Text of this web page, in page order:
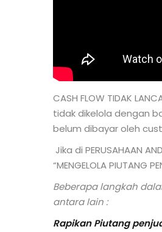
CASH FLOW TIDAK
tidak dikelola dengan
belum dibayar oleh
Jika di PERUSAHAAN
“MENGELOLA PIUTANG
Beberapa langkah
antara lain :
Rapikan Piutang